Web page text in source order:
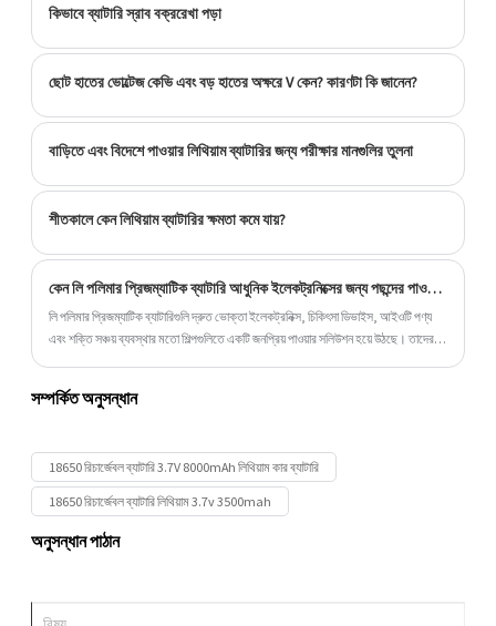
কিভাবে ব্যাটারি স্রাব বক্ররেখা পড়া
ছোট হাতের ভোল্টেজ কেভি এবং বড় হাতের অক্ষরে V কেন? কারণটা কি জানেন?
বাড়িতে এবং বিদেশে পাওয়ার লিথিয়াম ব্যাটারির জন্য পরীক্ষার মানগুলির তুলনা
শীতকালে কেন লিথিয়াম ব্যাটারির ক্ষমতা কমে যায়?
কেন লি পলিমার প্রিজম্যাটিক ব্যাটারি আধুনিক ইলেকট্রনিক্সের জন্য পছন্দের পাওয়ার সলিউশন হয়ে উঠছে
লি পলিমার প্রিজম্যাটিক ব্যাটারিগুলি দ্রুত ভোক্তা ইলেকট্রনিক্স, চিকিৎসা ডিভাইস, আইওটি পণ্য
এবং শক্তি সঞ্চয় ব্যবস্থার মতো শিল্পগুলিতে একটি জনপ্রিয় পাওয়ার সলিউশন হয়ে উঠছে। তাদের
সুবিধা, অ্যাপ্লিকেশন, প্রযুক্তিগত বৈশিষ্ট্য এবং নির্বাচনের টিপস অন্বেষণ করে। এটি আরও ব্যাখ্যা
জন্য এনকোর এনার্জির মতো উন্নত ব্যাটারি সরবরাহকারীদের উপর নির্ভর করে।
সম্পর্কিত অনুসন্ধান
18650 রিচার্জেবল ব্যাটারি 3.7V 8000mAh লিথিয়াম কার ব্যাটারি
18650 রিচার্জেবল ব্যাটারি লিথিয়াম 3.7v 3500mah
অনুসন্ধান পাঠান